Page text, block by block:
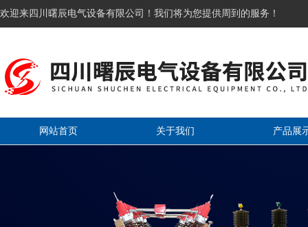
欢迎来四川曙辰电气设备有限公司！我们将为您提供周到的服务！
网站首页 关于我们 产品展